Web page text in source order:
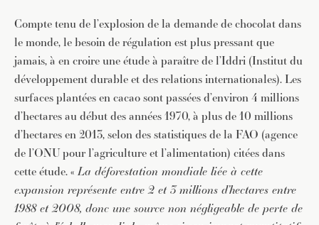
Compte tenu de l’explosion de la demande de chocolat dans
le monde, le besoin de régulation est plus pressant que
jamais, à en croire une étude à paraître de l’Iddri (Institut du
développement durable et des relations internationales). Les
surfaces plantées en cacao sont passées d’environ 4 millions
d’hectares au début des années 1970, à plus de 10 millions
d’hectares en 2013, selon des statistiques de la FAO (agence
de l’ONU pour l’agriculture et l’alimentation) citées dans
cette étude. «La déforestation mondiale liée à cette
expansion représente entre 2 et 3 millions d’hectares entre
1988 et 2008, donc une source non négligeable de perte de